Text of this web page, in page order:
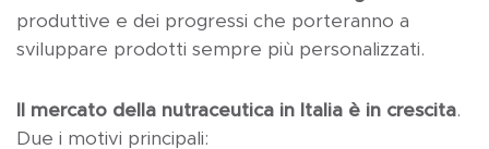
produttive e dei progressi che porteranno a
sviluppare prodotti sempre più personalizzati.
Il mercato della nutraceutica in Italia è in crescita.
Due i motivi principali: